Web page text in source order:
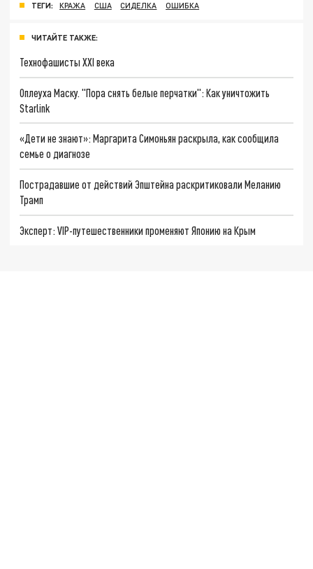
ТЕГИ: КРАЖА США СИДЕЛКА ОШИБКА
ЧИТАЙТЕ ТАКЖЕ:
Технофашисты XXI века
Оплеуха Маску. "Пора снять белые перчатки": Как уничтожить
Starlink
«Дети не знают»: Маргарита Симоньян раскрыла, как сообщила
семье о диагнозе
Пострадавшие от действий Эпштейна раскритиковали Меланию
Трамп
Эксперт: VIP-путешественники променяют Японию на Крым